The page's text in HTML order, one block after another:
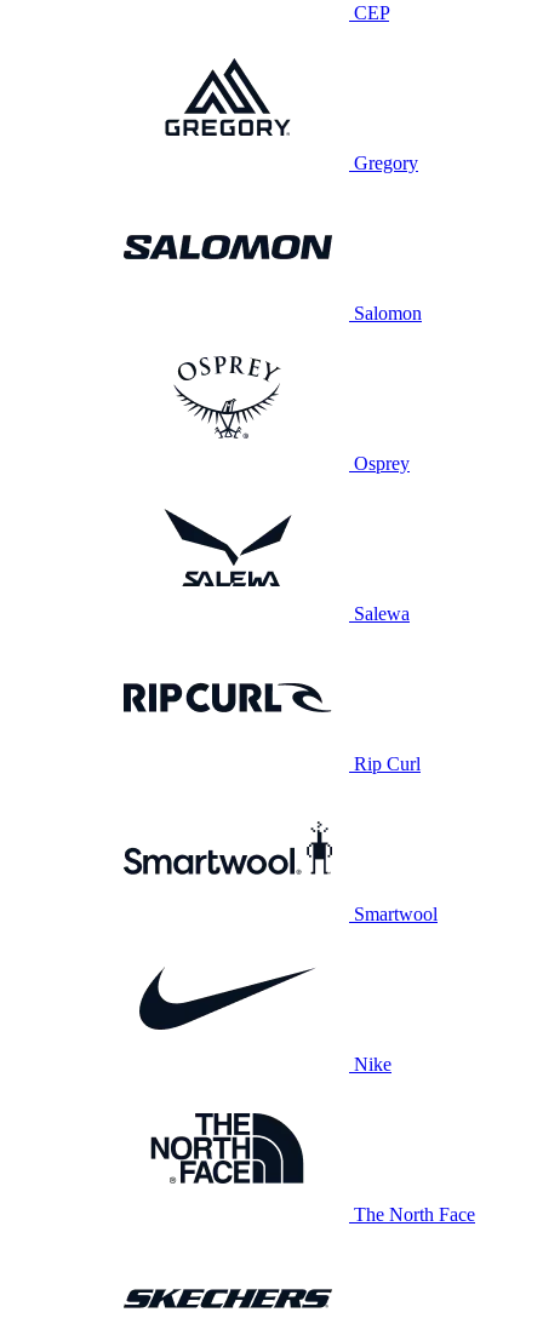
CEP
Gregory
Salomon
Osprey
Salewa
Rip Curl
Smartwool
Nike
The North Face